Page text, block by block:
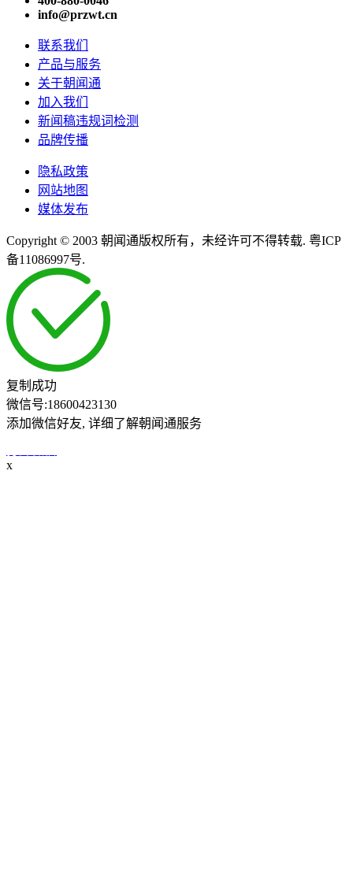
info@przwt.cn
联系我们
产品与服务
关于朝闻通
加入我们
新闻稿违规词检测
品牌传播
隐私政策
网站地图
媒体发布
Copyright © 2003 朝闻通版权所有，未经许可不得转载. 粤ICP
备11086997号.
复制成功
微信号:18600423130
添加微信好友, 详细了解朝闻通服务
x